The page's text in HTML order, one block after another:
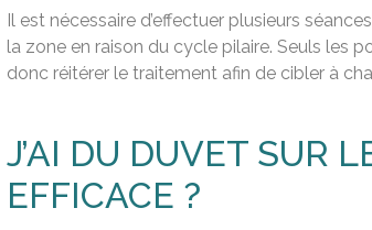
Il est nécessaire d’effectuer plusieurs
la zone en raison du cycle pilaire. Seuls les
donc réitérer le traitement afin de cibler à
J’AI DU DUVET SUR
EFFICACE ?